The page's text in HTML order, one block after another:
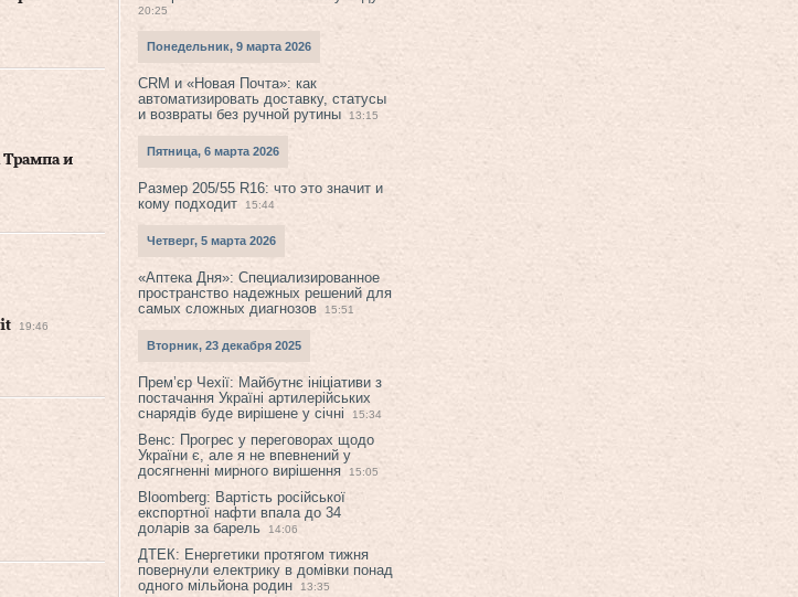
Трампа и
19:46
20:25
Понедельник, 9 марта 2026
CRM и «Новая Почта»: как
автоматизировать доставку, статусы
и возвраты без ручной рутины
13:15
Пятница, 6 марта 2026
Размер 205/55 R16: что это значит и
кому подходит
15:44
Четверг, 5 марта 2026
«Аптека Дня»: Специализированное
пространство надежных решений для
самых сложных диагнозов
15:51
Вторник, 23 декабря 2025
Прем’єр Чехії: Майбутнє ініціативи з
постачання Україні артилерійських
снарядів буде вирішене у січні
15:34
Венс: Прогрес у переговорах щодо
України є, але я не впевнений у
досягненні мирного вирішення
15:05
Bloomberg: Вартість російської
експортної нафти впала до 34
доларів за барель
14:06
ДТЕК: Енергетики протягом тижня
повернули електрику в домівки понад
одного мільйона родин
13:35